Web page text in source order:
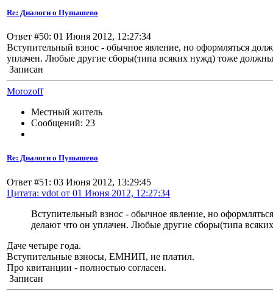
Re: Диалоги о Пупышево
Ответ #50: 01 Июня 2012, 12:27:34
Вступительный взнос - обычное явление, но оформляться
уплачен. Любые другие сборы(типа всяких нужд) тоже
Записан
Morozoff
Местный житель
Сообщений: 23
Re: Диалоги о Пупышево
Ответ #51: 03 Июня 2012, 13:29:45
Цитата: vdot от 01 Июня 2012, 12:27:34
Вступительный взнос - обычное явление, но
делают что он уплачен. Любые другие сборы(типа
Даче четыре года.
Вступительные взносы, ЕМНИП, не платил.
Про квитанции - полностью согласен.
Записан